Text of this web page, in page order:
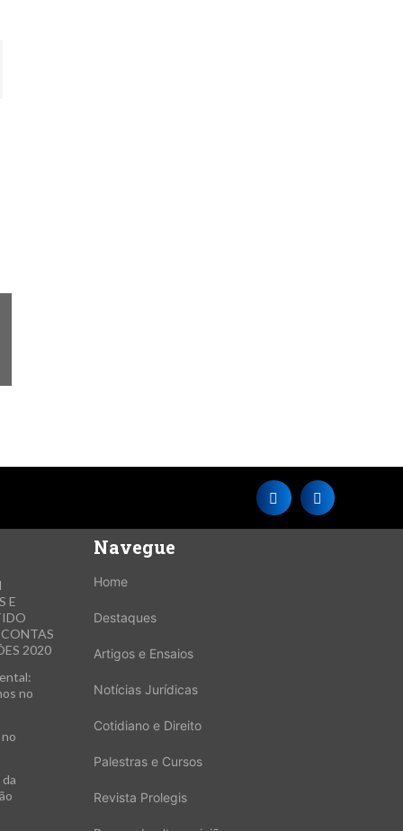
E
2020
no
Navegue
Home
Destaques
Artigos e Ensaios
Notícias Jurídicas
Cotidiano e Direito
Palestras e Cursos
Revista Prolegis